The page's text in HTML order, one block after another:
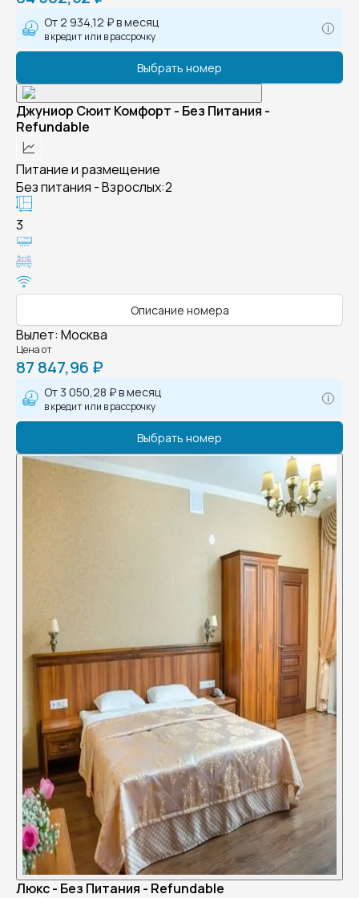
От2 934,12 ₽в месяц
в кредит или в рассрочку
Выбрать номер
Джуниор Сюит Комфорт - Без Питания -
Refundable
Питание и размещение
Без питания - Взрослых:2
3
Описание номера
Вылет: Москва
Цена от
87 847,96 ₽
От 3 050,28 ₽в месяц
в кредит или в рассрочку
Выбрать номер
Люкс - Без Питания - Refundable